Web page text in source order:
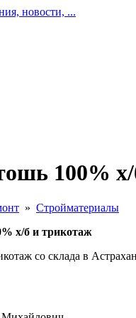
новости, ...
100%
» Стройматериалы
х/б и трикотаж
со склада в